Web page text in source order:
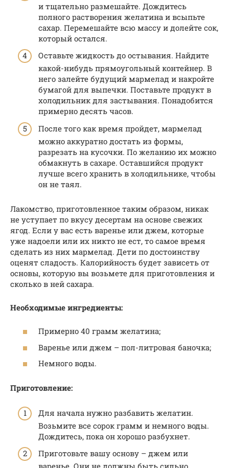
и тщательно размешайте. Дождитесь
полного растворения желатина и всыпьте
сахар. Перемешайте всю массу и долейте сок,
который остался.
Оставьте жидкость до остывания. Найдите
какой-нибудь прямоугольный контейнер. В
него залейте будущий мармелад и накройте
бумагой для выпечки. Поставьте продукт в
холодильник для застывания. Понадобится
примерно десять часов.
После того как время пройдет, мармелад
можно аккуратно достать из формы,
разрезать на кусочки. По желанию их можно
обмакнуть в сахаре. Оставшийся продукт
лучше всего хранить в холодильнике, чтобы
он не таял.
Лакомство, приготовленное таким образом, никак
не уступает по вкусу десертам на основе свежих
ягод. Если у вас есть варенье или джем, которые
уже надоели или их никто не ест, то самое время
сделать из них мармелад. Дети по достоинству
оценят сладость. Калорийность будет зависеть от
основы, которую вы возьмете для приготовления и
сколько в ней сахара.
Необходимые ингредиенты:
Примерно 40 грамм желатина;
Варенье или джем – пол-литровая баночка;
Немного воды.
Приготовление:
Для начала нужно разбавить желатин.
Возьмите все сорок грамм и немного воды.
Дождитесь, пока он хорошо разбухнет.
Приготовьте вашу основу – джем или
варенье. Они не должны быть сильно